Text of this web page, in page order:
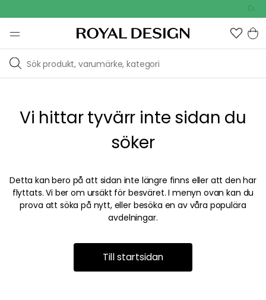
Vi hittar tyvärr inte sidan du
söker
Detta kan bero på att sidan inte längre finns eller att den har
flyttats. Vi ber om ursäkt för besväret. I menyn ovan kan du
prova att söka på nytt, eller besöka en av våra populära
avdelningar.
Till startsidan